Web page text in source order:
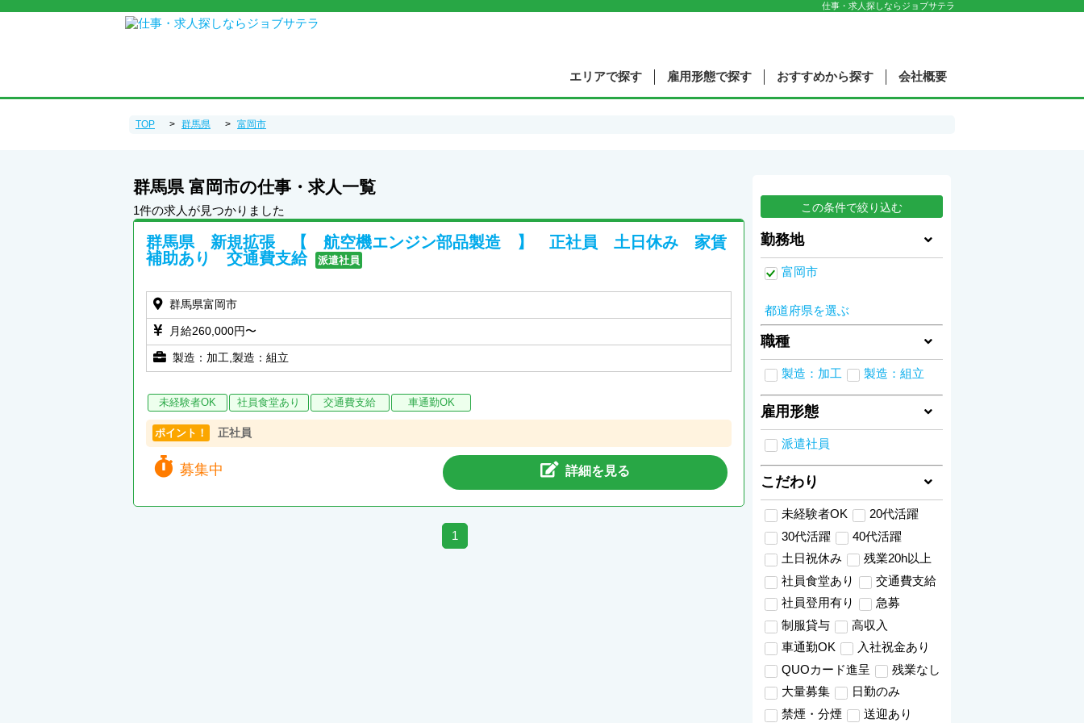
仕事・求人探しならジョブサテラ
エリアで探す 雇用形態で探す おすすめから探す 会社概要
TOP 群馬県 富岡市
群馬県 富岡市の仕事・求人一覧
1件の求人が見つかりました
群馬県 新規拡張 【 航空機エンジン部品製造 】 正社員 土日休み 家賃
補助あり 交通費支給
派遣社員
群馬県富岡市
月給260,000円〜
製造：加工,製造：組立
未経験者OK 社員食堂あり 交通費支給 車通勤OK
ポイント！ 正社員
詳細を見る
募集中
1
勤務地
富岡市
都道府県を選ぶ
職種
製造：加工 製造：組立
雇用形態
派遣社員
こだわり
未経験者OK
20代活躍
30代活躍
40代活躍
土日祝休み
残業20h以上
社員食堂あり
交通費支給
社員登用有り
急募
制服貸与
高収入
車通勤OK
入社祝金あり
QUOカード進呈
残業なし
大量募集
日勤のみ
禁煙・分煙
送迎あり